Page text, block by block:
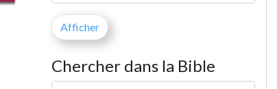
Chercher dans la Bible